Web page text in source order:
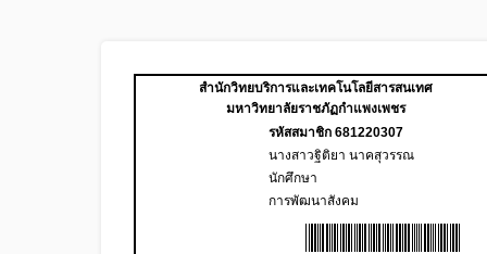
สำนักวิทยบริการและเทคโนโลยีสารสนเทศ
มหาวิทยาลัยราชภัฏกำแพงเพชร
รหัสสมาชิก 681220307
นางสาวฐิติยา นาคสุวรรณ
นักศึกษา
การพัฒนาสังคม